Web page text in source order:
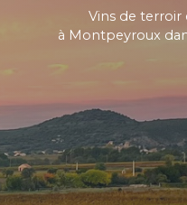
Vins de terroir
à Montpeyroux